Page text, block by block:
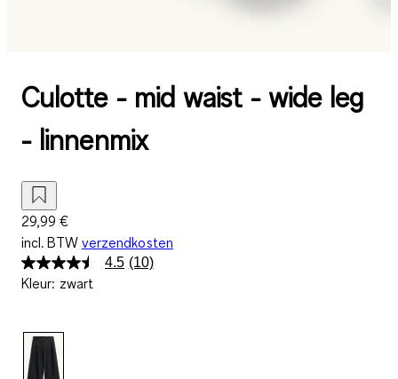
Culotte - mid waist - wide leg
- linnenmix
29,99 €
incl. BTW verzendkosten
4.5 Lees
(10)
Kleur: zwart